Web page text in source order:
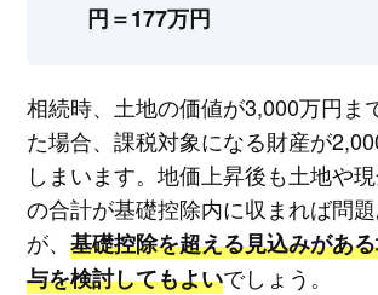
円＝177万円
相続時、土地の価値が3,000万円ま
た場合、課税対象になる財産が
しまいます。地価上昇後も土地や
の合計が基礎控除内に収まれば問
が、 基礎控除を超える見込みがあ
与を検討してもよいでしょう。